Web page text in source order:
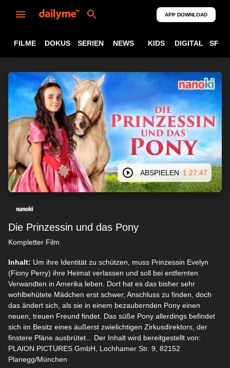
APP DOWNLOAD
FILME DOKUS SERIEN NEWS KIDS DIGITAL
ABSPIELEN 1:27:47
Die Prinzessin und das Pony
Kompletter Film
Inhalt: Um ihre Identität zu schützen, muss Prinzessin Evelyn
(Fiony Perry) ihre Heimat verlassen und soll bei entfernten
Verwandten in Amerika leben. Dort hat es das bisher sehr
wohlbehütete Mädchen erst schwer, Anschluss zu finden, doch
das ändert sich, als sie in einem bezaubernden Pony einen
neuen, treuen Freund findet. Das süße Pony allerdings befindet
sich im Besitz eines äußerst zwielichtigen Zirkusdirektors, der
finstere Pläne ausbrütet... Der Inhalt wird bereitgestellt von:
PLAION PICTURES GmbH, Lochhamer Str. 9, 82152
Planegg/München